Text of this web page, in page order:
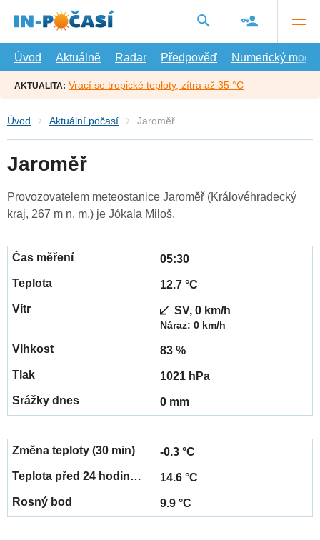
hlavní
Úvod
Aktuálně Radar Předpověď Numerický model
AKTUALITA: Vrací se tropické teploty, zítra až 35 °C
Úvod Aktuální počasí Jaroměř
Jaroměř
Provozovatelem meteostanice Jaroměř (Královéhradecký
kraj, 267 m n. m.) je Jókala Miloš.
05:30
12.7 °C
SV, 0 km/h
Náraz: 0 km/h
83 %
1021 hPa
0 mm
-0.3 °C
14.6 °C
9.9 °C